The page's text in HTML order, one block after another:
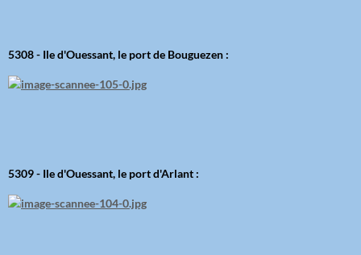
5308 - Ile d'Ouessant, le port de Bouguezen :
5309 - Ile d'Ouessant, le port d'Arlant :